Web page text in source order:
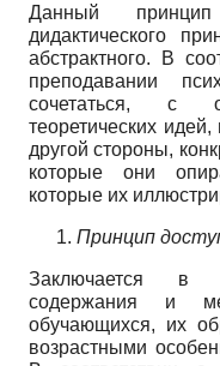
Данный принцип
дидактического
абстрактного. В
преподавании
сочетаться, с
теоретических
другой стороны,
которые они
которые их
Принцип
Заключается в
содержания и
обучающихся, их
возрастными